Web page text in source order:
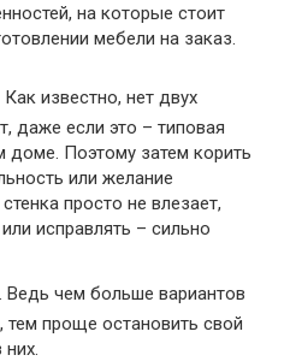
на которые стоит
мебели на заказ.
известно, нет двух
даже если это – типовая
доме. Поэтому затем корить
или желание
просто не влезает,
исправлять – сильно
Ведь чем больше вариантов
проще остановить свой